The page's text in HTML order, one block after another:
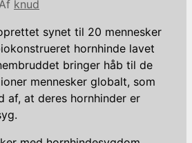
Af knud
synet til 20 mennesker
hornhinde lavet
bringer håb til de
mennesker globalt, som
af, at deres hornhinder er